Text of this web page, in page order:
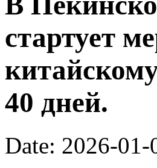
стартует
40 дней.
Date: 2026-01-